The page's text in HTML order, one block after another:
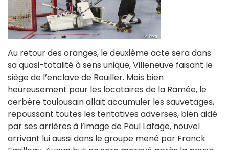
Au retour des oranges, le deuxième acte sera dans
sa quasi-totalité à sens unique, Villeneuve faisant le
siège de l’enclave de Rouiller. Mais bien
heureusement pour les locataires de la Ramée, le
cerbère toulousain allait accumuler les sauvetages,
repoussant toutes les tentatives adverses, bien aidé
par ses arrières à l’image de Paul Lafage, nouvel
arrivant lui aussi dans le groupe mené par Franck